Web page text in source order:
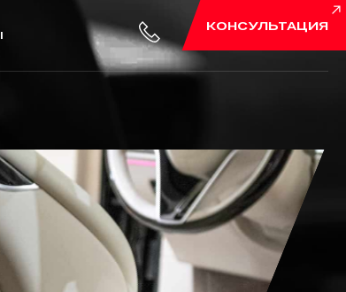
Тюнинг
Замер мощности
Подвеска и тормоза
Доработка выхлопной
системы
КОНСУЛЬТАЦИЯ